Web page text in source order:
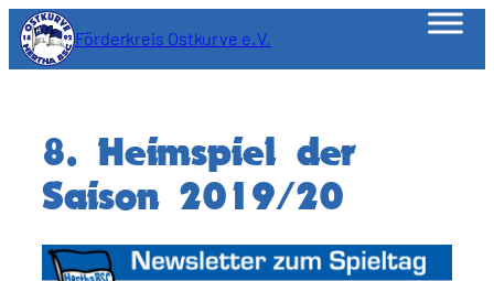
Zum
Inhalt
springen
Förderkreis Ostkurve e.V.
8. Heimspiel der
Saison 2019/20